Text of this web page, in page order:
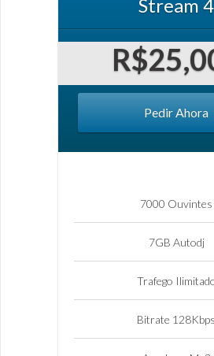
Stream 4
Pedir Ahora
7000 Ouvintes
7GB Autodj
Trafego
Bitrate 128Kbps